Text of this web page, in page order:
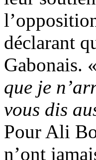
déclarant
Gabonais. «
que je
vous dis
Pour Ali
n’ont